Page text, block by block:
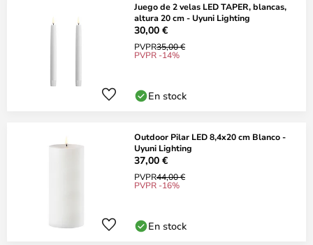
Juego de 2 velas LED TAPER, blancas,
altura 20 cm - Uyuni Lighting
30,00 €
PVPR35,00 €
PVPR -14%
En stock
Outdoor Pilar LED 8,4x20 cm Blanco -
Uyuni Lighting
37,00 €
PVPR44,00 €
PVPR -16%
En stock